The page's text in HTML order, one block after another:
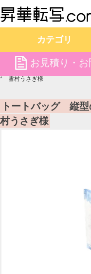
カテゴリ
file お見積り・
昇華転写.com TOP お客様の声
* 雪村うさぎ様
トートバッグ 縦
村うさぎ様